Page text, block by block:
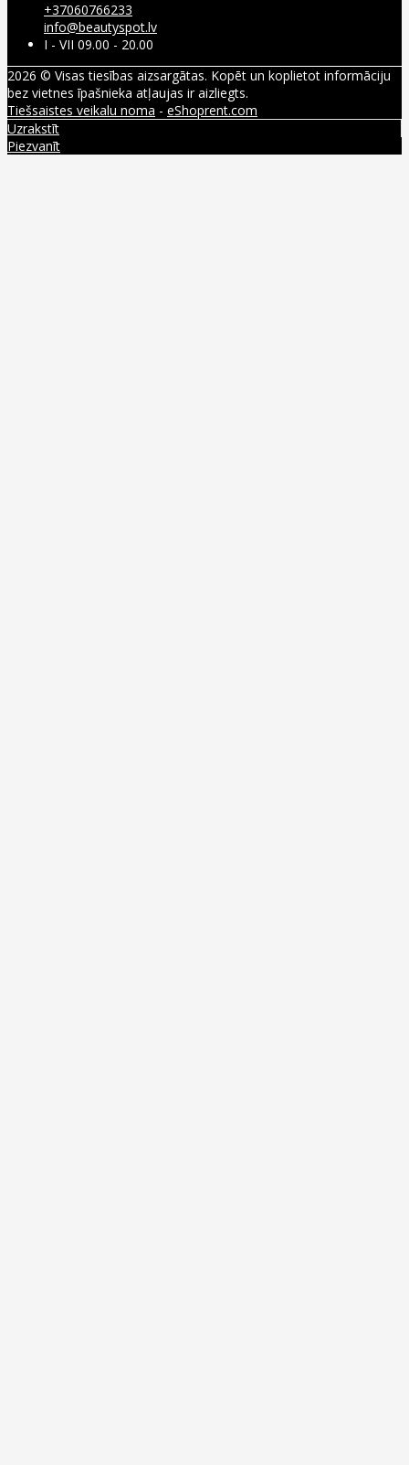
+37060766233
info@beautyspot.lv
I - VII 09.00 - 20.00
2026 © Visas tiesības aizsargātas. Kopēt un koplietot informāciju
bez vietnes īpašnieka atļaujas ir aizliegts.
Tiešsaistes veikalu noma - eShoprent.com
Uzrakstīt
Piezvanīt